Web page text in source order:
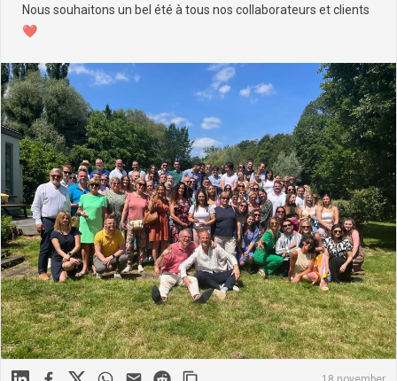
Nous souhaitons un bel été à tous nos collaborateurs et clients
❤️